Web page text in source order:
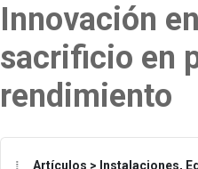
Innovación
sacrificio en
rendimiento
Artículos > Instalaciones,